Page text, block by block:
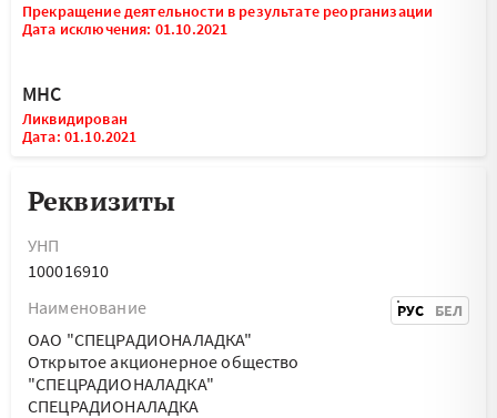
Прекращение деятельности в результате реорганизации
Дата исключения: 01.10.2021
МНС
Ликвидирован
Дата: 01.10.2021
Реквизиты
УНП
100016910
Наименование
РУС БЕЛ
ОАО "СПЕЦРАДИОНАЛАДКА"
Открытое акционерное общество
"СПЕЦРАДИОНАЛАДКА"
СПЕЦРАДИОНАЛАДКА